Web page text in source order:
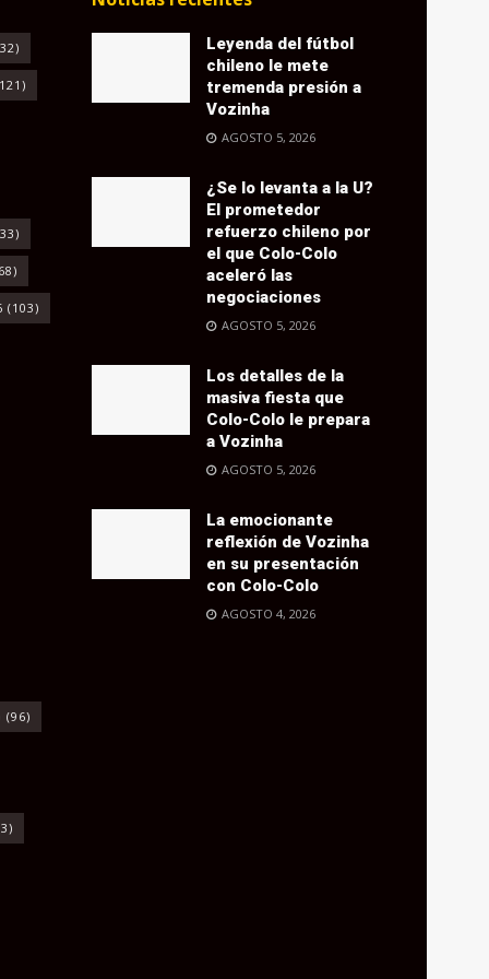
(103)
(96)
Leyenda del fútbol
chileno le mete
tremenda presión a
Vozinha
AGOSTO 5, 2026
¿Se lo levanta a la U?
El prometedor
refuerzo chileno por
el que Colo-Colo
aceleró las
negociaciones
AGOSTO 5, 2026
Los detalles de la
masiva fiesta que
Colo-Colo le prepara
a Vozinha
AGOSTO 5, 2026
La emocionante
reflexión de Vozinha
en su presentación
con Colo-Colo
AGOSTO 4, 2026